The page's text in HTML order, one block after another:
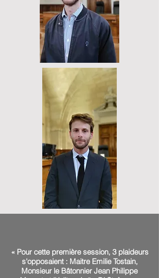
« Pour cette première session, 3 plaideurs
s'opposaient : Maitre Emilie Tostain,
Monsieur le Bâtonnier Jean Philippe